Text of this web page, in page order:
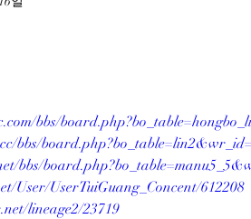
bbs/
bbs/
bbs/
User/UserTuiGuang_Concent/612208
lineage2/23719